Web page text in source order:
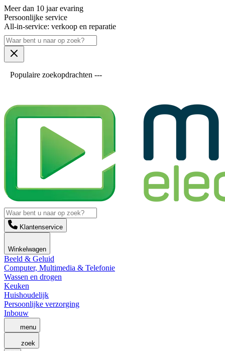
Meer dan 10 jaar evaring
Persoonlijke service
All-in-service: verkoop en reparatie
Populaire zoekopdrachten ---
Klantenservice
Winkelwagen
Beeld & Geluid
Computer, Multimedia & Telefonie
Wassen en drogen
Keuken
Huishoudelijk
Persoonlijke verzorging
Inbouw
menu
zoek